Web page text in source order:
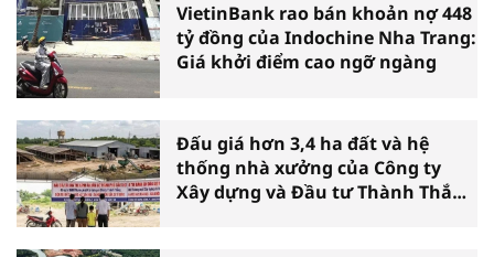
VietinBank rao bán khoản nợ 448
tỷ đồng của Indochine Nha Trang:
Giá khởi điểm cao ngỡ ngàng
Đấu giá hơn 3,4 ha đất và hệ
thống nhà xưởng của Công ty
Xây dựng và Đầu tư Thành Thắng